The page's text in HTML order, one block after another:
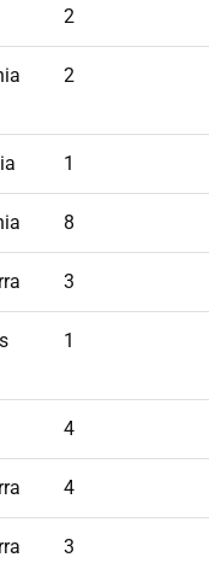
2
2
1
8
3
1
4
4
3